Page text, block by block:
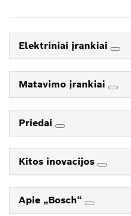
Elektriniai įrankiai
Matavimo įrankiai
Priedai
Kitos inovacijos
Apie „Bosch“